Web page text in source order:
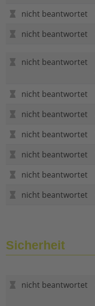
nicht beantwortet
nicht beantwortet
nicht beantwortet
nicht beantwortet
nicht beantwortet
nicht beantwortet
nicht beantwortet
nicht beantwortet
nicht beantwortet
Sicherheit
nicht beantwortet